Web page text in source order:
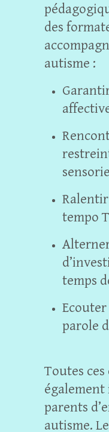
des
autisme :
tempo
temps
parole
Toutes
également
parents
autisme.